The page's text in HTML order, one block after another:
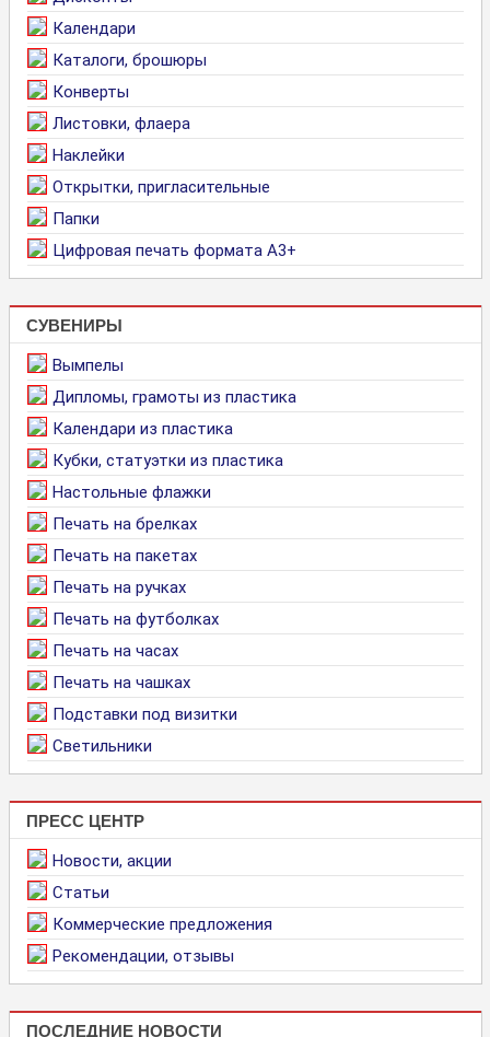
Календари
Каталоги, брошюры
Конверты
Листовки, флаера
Наклейки
Открытки, пригласительные
Папки
Цифровая печать формата А3+
СУВЕНИРЫ
Вымпелы
Дипломы, грамоты из пластика
Календари из пластика
Кубки, статуэтки из пластика
Настольные флажки
Печать на брелках
Печать на пакетах
Печать на ручках
Печать на футболках
Печать на часах
Печать на чашках
Подставки под визитки
Светильники
ПРЕСС ЦЕНТР
Новости, акции
Статьи
Коммерческие предложения
Рекомендации, отзывы
ПОСЛЕДНИЕ НОВОСТИ